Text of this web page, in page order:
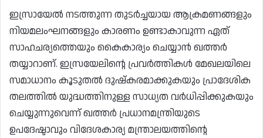
ഇസ്രായേൽ നടത്തുന്ന തുടർച്ചയായ ആക്രമണങ്ങളും
നിയമലംഘനങ്ങളും കാരണം ഉണ്ടാകാവുന്ന ഏത്
സാഹചര്യത്തെയും കൈകാര്യം ചെയ്യാൻ ഖത്തർ
തയ്യാറാണ്. ഇസ്രയേലിന്റെ പ്രവർത്തികൾ മേഖലയിലെ
സമാധാനം കൂടുതൽ ദുഷ്‌കരമാക്കുകയും പ്രാദേശിക
തലത്തിൽ യുദ്ധത്തിനുള്ള സാധ്യത വർധിപ്പിക്കുകയും
ചെയ്യുന്നുവെന്ന് ഖത്തർ പ്രധാനമന്ത്രിയുടെ
ഉപദേഷ്ടാവും വിദേശകാര്യ മന്ത്രാലയത്തിന്റെ